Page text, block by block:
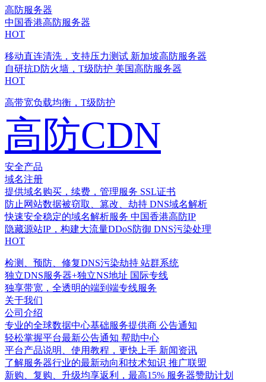
高防服务器
中国香港高防服务器
HOT
移动直连清洗，支持压力测试 新加坡高防服务器
自研抗D防火墙，T级防护 美国高防服务器
HOT
高带宽负载均衡，T级防护
高防CDN
安全产品
域名注册
提供域名购买，续费，管理服务 SSL证书
防止网站数据被窃取、篡改、劫持 DNS域名解析
快速安全稳定的域名解析服务 中国香港高防IP
隐藏源站IP，构建大流量DDoS防御 DNS污染处理
HOT
检测、预防、修复DNS污染劫持 站群系统
独立DNS服务器+独立NS地址 国际专线
独享带宽，全透明的端到端专线服务
关于我们
公司介绍
专业的全球数据中心基础服务提供商 公告通知
轻松掌握平台最新公告通知 帮助中心
平台产品说明、使用教程，更快上手 新闻资讯
了解服务器行业的最新动向和技术知识 推广联盟
新购、复购、升级均享返利，最高15% 服务器赞助计划